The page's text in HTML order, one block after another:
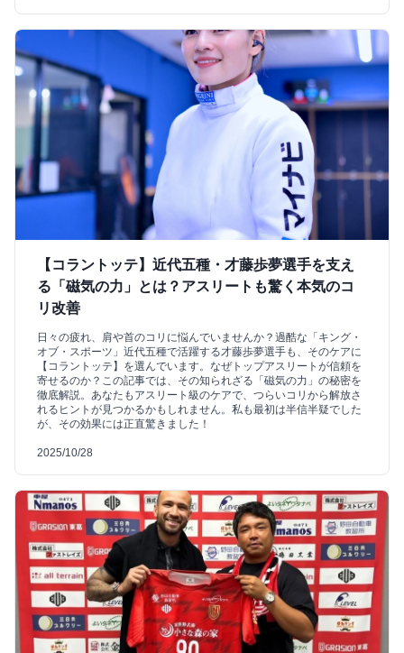
【コラントッテ】近代五種・才藤歩夢選手を支え
る「磁気の力」とは？アスリートも驚く本気のコ
リ改善
日々の疲れ、肩や首のコリに悩んでいませんか？過酷な「キング・
オブ・スポーツ」近代五種で活躍する才藤歩夢選手も、そのケアに
【コラントッテ】を選んでいます。なぜトップアスリートが信頼を
寄せるのか？この記事では、その知られざる「磁気の力」の秘密を
徹底解説。あなたもアスリート級のケアで、つらいコリから解放さ
れるヒントが見つかるかもしれません。私も最初は半信半疑でした
が、その効果には正直驚きました！
2025/10/28